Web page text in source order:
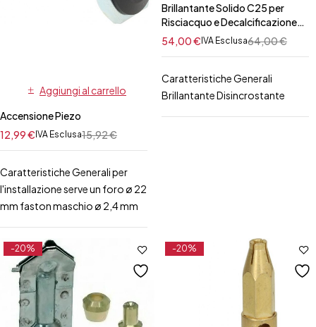
Aggiungi al carrello
Accensione Piezo
15,92€
12,99€IVA Esclusa
Caratteristiche Generali per
l'installazione serve un foro ø 22
mm faston maschio ø 2,4 mm
Brillantante Solido C25 per
Risciacquo e Decalcificazione
Professionale
Electrolux/Zanussi per Forno 50
64,00€
54,00€IVA Esclusa
Caratteristiche Generali
Brillantante Disincrostante
-20% -20%